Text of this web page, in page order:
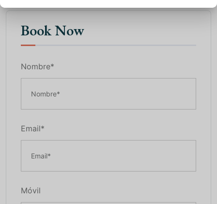
Book Now
Nombre*
Email*
Móvil